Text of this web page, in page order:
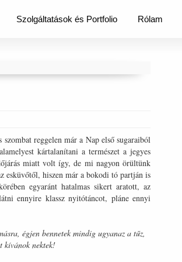
Szolgáltatások és Portfolio Rólam
reggelen már a Nap első sugaraiból
kártalanítani a természet a jegyes
miatt volt így, de mi nagyon örültünk
esküvőtől, hiszen már a bokodi tó partján is
egyaránt hatalmas sikert aratott, az
ennyire klassz nyitótáncot, pláne ennyi
égjen bennetek mindig ugyanaz a tűz,
kívánok nektek!